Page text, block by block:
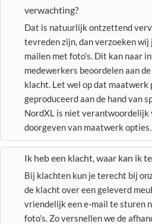
verwachting?
Dat is natuurlijk ontzettend
tevreden zijn, dan verzoeken
mailen met foto’s. Dit kan naar
medewerkers beoordelen aan de
klacht. Let wel op dat maatwerk
geproduceerd aan de hand van
NordXL is niet
doorgeven van maatwerk opties.
Ik heb een klacht, waar kan ik
Bij klachten kun je terecht bij
de klacht over een geleverd
vriendelijk een e-mail te sturen
foto’s. Zo versnellen we de